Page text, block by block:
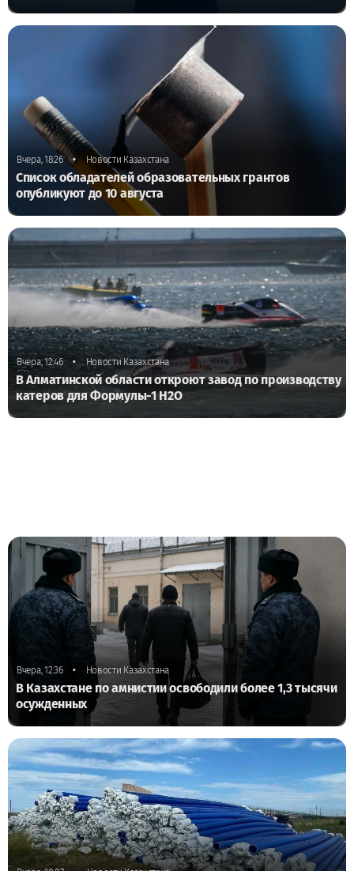
Вчера, 18:26 • Новости Казахстана
Список обладателей образовательных грантов
опубликуют до 10 августа
Вчера, 12:46 • Новости Казахстана
В Алматинской области откроют завод по производству
катеров для Формулы-1 H2O
Вчера, 12:36 • Новости Казахстана
В Казахстане по амнистии освободили более 1,3 тысячи
осужденных